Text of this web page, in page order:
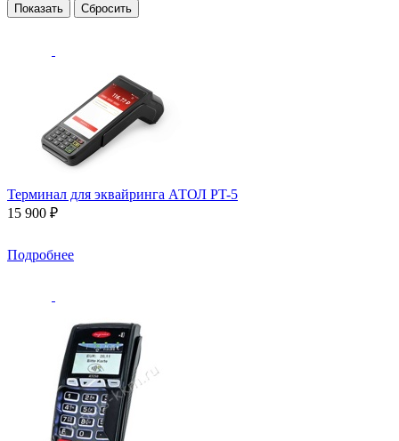
Терминал для эквайринга АТОЛ PT-5
15 900 ₽
Подробнее